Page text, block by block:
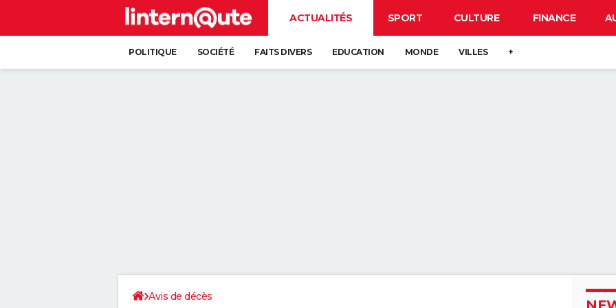
ACTUALITÉS SPORT CULTURE FINANCE
POLITIQUE SOCIÉTÉ FAITS DIVERS EDUCATION MONDE VILLES +
Avis de décès